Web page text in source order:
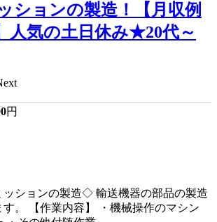
ションの製造！【月収例
人気の土日休み★20代～
円
ションの製造◇ 輸送機器の部品の製造
す。 【作業内容】 ・機械操作のマシン